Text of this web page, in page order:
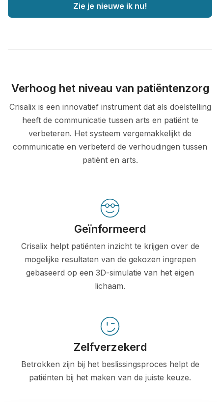
Zie je nieuwe ik nu!
Verhoog het niveau van patiëntenzorg
Crisalix is een innovatief instrument dat als doelstelling
heeft de communicatie tussen arts en patiënt te
verbeteren. Het systeem vergemakkelijkt de
communicatie en verbeterd de verhoudingen tussen
patiënt en arts.
Geïnformeerd
Crisalix helpt patiënten inzicht te krijgen over de
mogelijke resultaten van de gekozen ingrepen
gebaseerd op een 3D-simulatie van het eigen
lichaam.
Zelfverzekerd
Betrokken zijn bij het beslissingsproces helpt de
patiënten bij het maken van de juiste keuze.